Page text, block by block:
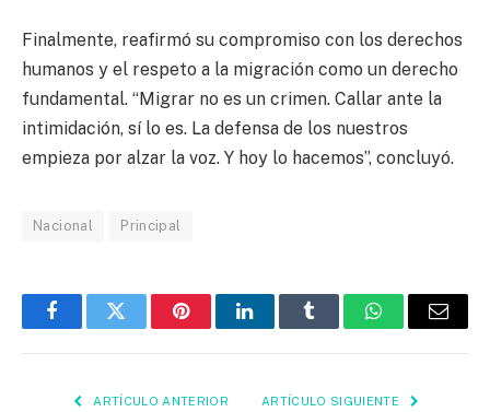
Finalmente, reafirmó su compromiso con los derechos
humanos y el respeto a la migración como un derecho
fundamental. “Migrar no es un crimen. Callar ante la
intimidación, sí lo es. La defensa de los nuestros
empieza por alzar la voz. Y hoy lo hacemos”, concluyó.
Nacional Principal
FacebookTwitter PinterestLinkedInTumblr WhatsAppEmail
ARTÍCULO ANTERIOR ARTÍCULO SIGUIENTE